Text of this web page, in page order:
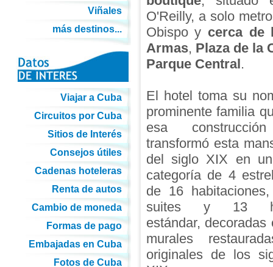
O'Reilly, a solo
Obispo y cerca de
Armas, Plaza de la
Parque Central.
El hotel toma su
prominente familia
esa
transformó esta
del siglo XIX en
categoría de 4
de 16
suites y 13
estándar, decoradas
murales
originales de los
Viñales
más destinos...
Viajar a Cuba
Circuitos por Cuba
Sitios de Interés
Consejos útiles
Cadenas hoteleras
Renta de autos
Cambio de moneda
Formas de pago
Embajadas en Cuba
Fotos de Cuba